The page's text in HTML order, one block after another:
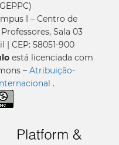
I – Centro de
Sala 03
| CEP: 58051-900
está licenciada com
– Atribuição-
.